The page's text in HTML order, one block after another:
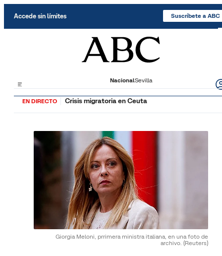
Accede sin límites Suscríbete a ABC
NacionalSevilla
EN DIRECTO Crisis migratoria en Ceuta
Giorgia Meloni, prrimera ministra italiana, en una foto de
archivo. (Reuters)